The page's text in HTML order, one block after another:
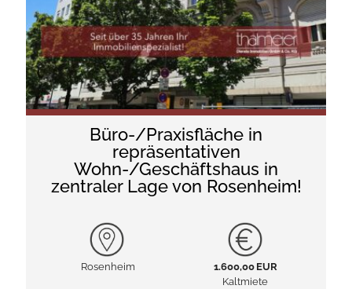
Büro-/Praxisfläche in
repräsentativen
Wohn-/Geschäftshaus in
zentraler Lage von Rosenheim!
Rosenheim
1.600,00 EUR
Kaltmiete